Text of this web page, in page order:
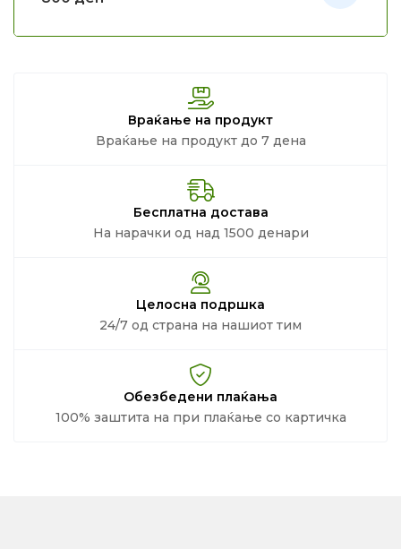
Враќање на продукт
Враќање на продукт до 7 дена
Бесплатна достава
На нарачки од над 1500 денари
Целосна подршка
24/7 од страна на нашиот тим
Обезбедени плаќања
100% заштита на при плаќање со картичка